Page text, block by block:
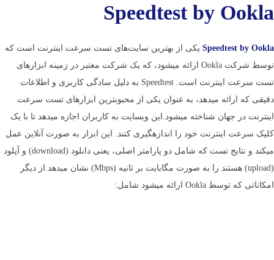
Speedtest by Ookla
Speedtest by Ookla یکی از بهترین سایت‌های تست سرعت اینترنت است که
توسط شرکت Ookla ارائه می­شود، که یک شرکت معتبر در زمینه ابزارهای
تست سرعت اینترنت است. Speedtest به دلیل سادگی کاربری و اطلاعات
دقیقی که ارائه می­دهد، به عنوان یکی از محبوب­ترین ابزارهای تست سرعت
اینترنت در جهان شناخته می­شود.این وب­سایت به کاربران اجازه می­دهد تا با یک
کلیک سرعت اینترنت خود را اندازه­گیری کنند. این ابزار به صورت آنلاین عمل
می­کند و نتایج تست که شامل دو پارامتر اصلی، یعنی دانلود (download) و آپلود
(upload) هستند را به صورت مگابایت بر ثانیه (Mbps) نشان می­دهد.از دیگر
امکاناتی که توسط Ookla ارائه می­شود شامل: